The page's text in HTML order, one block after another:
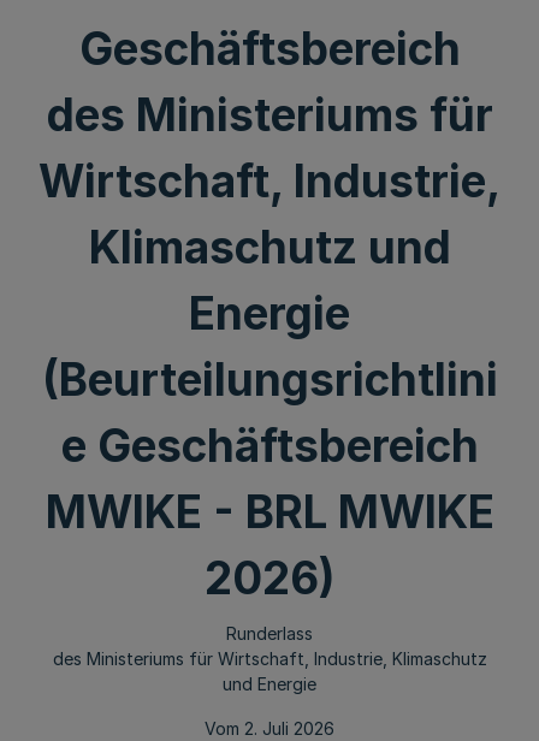
Geschäftsbereich
des Ministeriums für
Wirtschaft, Industrie,
Klimaschutz und
Energie
(Beurteilungsrichtlini
e Geschäftsbereich
MWIKE - BRL MWIKE
2026)
Runderlass
des Ministeriums für Wirtschaft, Industrie, Klimaschutz
und Energie
Vom 2. Juli 2026